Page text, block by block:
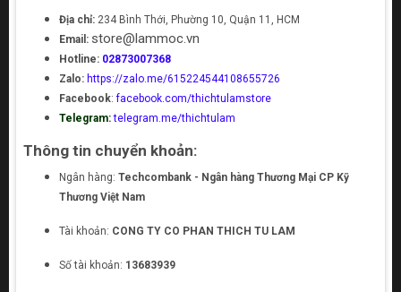
Địa chỉ: 234 Bình Thới, Phường 10, Quận 11, HCM
Email: store@lammoc.vn
Hotline: 02873007368
Zalo: https://zalo.me/615224544108655726
Facebook:facebook.com/thichtulamstore
Telegram: telegram.me/thichtulam
Thông tin chuyển khoản:
Ngân hàng: Techcombank - Ngân hàng Thương Mại CP Kỹ
Thương Việt Nam
Tài khoản: CONG TY CO PHAN THICH TU LAM
Số tài khoản: 13683939